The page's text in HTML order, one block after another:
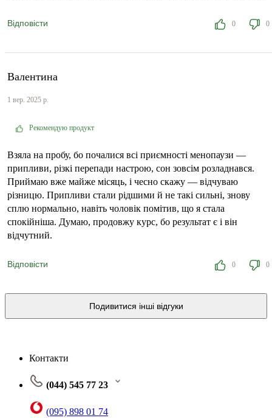
Відповісти 0 0
Валентина
1 вер. 2025 р.
Рекомендую продукт
Взяла на пробу, бо почалися всі приємності менопаузи —
припливи, різкі перепади настрою, сон зовсім розладнався.
Приймаю вже майже місяць, і чесно скажу — відчуваю
різницю. Припливи стали рідшими й не такі сильні, знову
сплю нормально, навіть чоловік помітив, що я стала
спокійніша. Думаю, продовжу курс, бо результат є і він
відчутний.
Відповісти 0 0
Подивитися інші відгуки
Контакти
(044) 545 77 23
(095) 898 01 74